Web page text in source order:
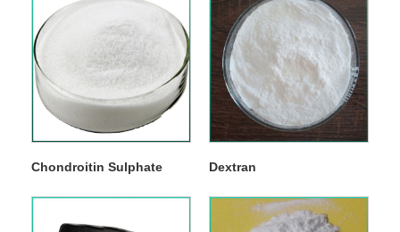
Chondroitin Sulphate Dextran